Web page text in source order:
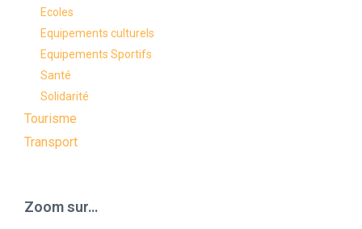
Ecoles
Equipements culturels
Equipements Sportifs
Santé
Solidarité
Tourisme
Transport
Zoom sur…